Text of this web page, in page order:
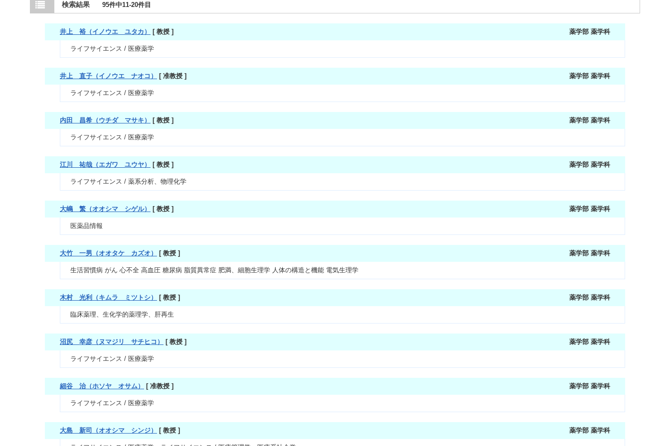
検索結果 95件中11-20件目
井上 裕（イノウエ ユタカ） [ 教授 ] 薬学部 薬学科
ライフサイエンス / 医療薬学
井上 直子（イノウエ ナオコ） [ 准教授 ] 薬学部 薬学科
ライフサイエンス / 医療薬学
内田 昌希（ウチダ マサキ） [ 教授 ] 薬学部 薬学科
ライフサイエンス / 医療薬学
江川 祐哉（エガワ ユウヤ） [ 教授 ] 薬学部 薬学科
ライフサイエンス / 薬系分析、物理化学
大嶋 繁（オオシマ シゲル） [ 教授 ] 薬学部 薬学科
医薬品情報
大竹 一男（オオタケ カズオ） [ 教授 ] 薬学部 薬学科
生活習慣病 がん 心不全 高血圧 糖尿病 脂質異常症 肥満、細胞生理学 人体の構造と機能 電気生理学
木村 光利（キムラ ミツトシ） [ 教授 ] 薬学部 薬学科
臨床薬理、生化学的薬理学、肝再生
沼尻 幸彦（ヌマジリ サチヒコ） [ 教授 ] 薬学部 薬学科
ライフサイエンス / 医療薬学
細谷 治（ホソヤ オサム） [ 准教授 ] 薬学部 薬学科
ライフサイエンス / 医療薬学
大島 新司（オオシマ シンジ） [ 教授 ] 薬学部 薬学科